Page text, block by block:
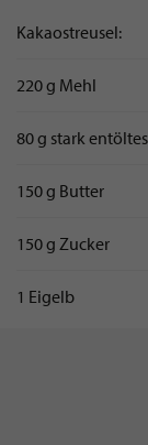
Kakaostreusel:
220 g Mehl
80 g stark
150 g Butter
150 g Zucker
1 Eigelb